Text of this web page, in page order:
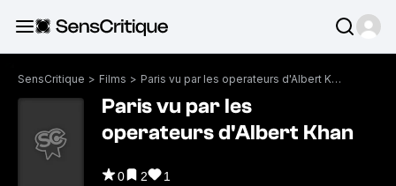
SensCritique > Films > Paris vu par les operateurs d'Albert Khan
Paris vu par les
operateurs d'Albert Khan
0 2 1